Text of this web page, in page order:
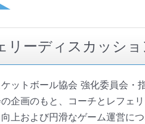
リーディスカッショ
ットボール協会 強化委員会・
企画のもと、コーチとレフェ
上および円滑なゲーム運営に